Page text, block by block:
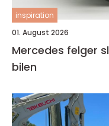
inspiration
01. August 2026
Mercedes felger slik velger du riktig felg til
bilen